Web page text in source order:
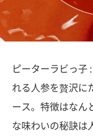
ピーターラビっ子
れる人参を贅沢に
ース。特徴はなん
な味わいの秘訣は